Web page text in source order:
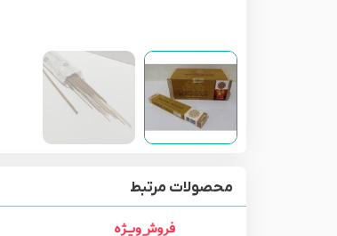
محصولات مرتبط